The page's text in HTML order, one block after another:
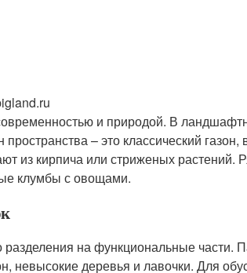
и природой. В
– это классический газон,
из кирпича или стриженых растений.
клумбы с овощами.
разделения на функциональные части.
невысокие деревья и лавочки. Для